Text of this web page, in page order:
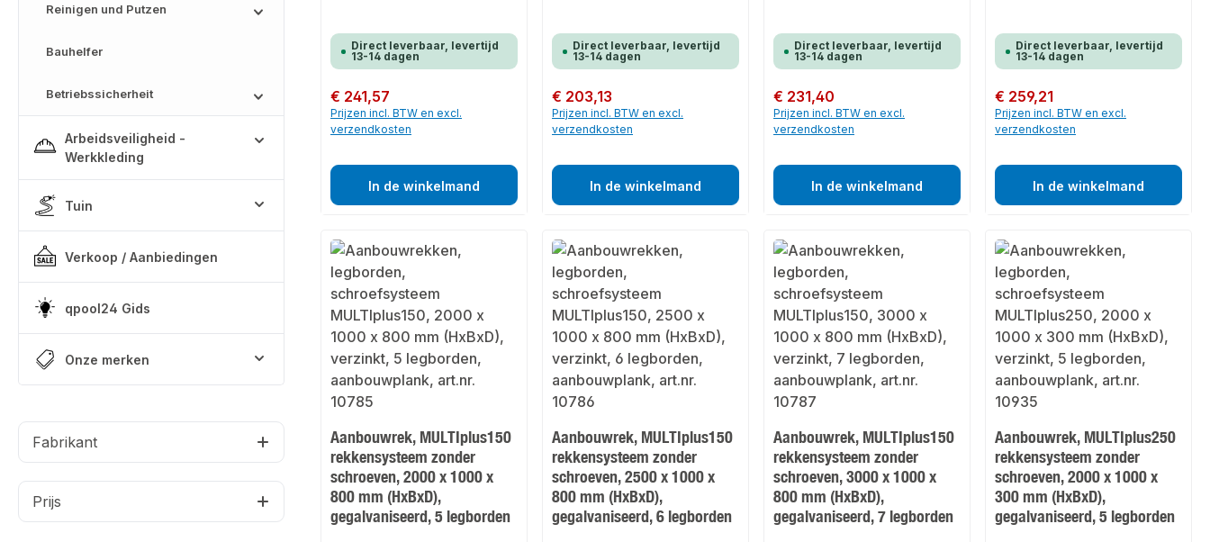
Reinigen und Putzen
Bauhelfer
Betriebssicherheit
Arbeidsveiligheid -
Werkkleding
Tuin
Verkoop / Aanbiedingen
qpool24 Gids
Onze merken
Fabrikant
Prijs
Direct leverbaar, levertijd
13-14 dagen
Normale prijs:
€ 241,57
Prijzen incl. BTW en excl.
verzendkosten
In de winkelmand
Direct leverbaar, levertijd
13-14 dagen
Normale prijs:
€ 203,13
Prijzen incl. BTW en excl.
verzendkosten
In de winkelmand
Direct leverbaar, levertijd
13-14 dagen
Normale prijs:
€ 231,40
Prijzen incl. BTW en excl.
verzendkosten
In de winkelmand
Direct leverbaar, levertijd
13-14 dagen
Normale prijs:
€ 259,21
Prijzen incl. BTW en excl.
verzendkosten
In de winkelmand
Aanbouwrek, MULTIplus150
rekkensysteem zonder
schroeven, 2000 x 1000 x
800 mm (HxBxD),
gegalvaniseerd, 5 legborden
Aanbouwrek, MULTIplus150
rekkensysteem zonder
schroeven, 2500 x 1000 x
800 mm (HxBxD),
gegalvaniseerd, 6 legborden
Aanbouwrek, MULTIplus150
rekkensysteem zonder
schroeven, 3000 x 1000 x
800 mm (HxBxD),
gegalvaniseerd, 7 legborden
Aanbouwrek, MULTIplus250
rekkensysteem zonder
schroeven, 2000 x 1000 x
300 mm (HxBxD),
gegalvaniseerd, 5 legborden